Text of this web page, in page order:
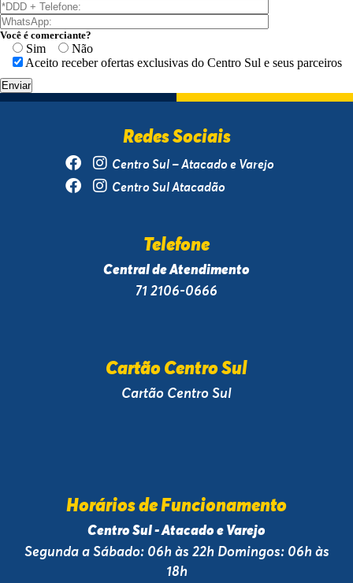
Você é comerciante?
Sim
Não
Aceito receber ofertas exclusivas do Centro Sul e seus parceiros
Redes Sociais
Centro Sul – Atacado e Varejo
Centro Sul Atacadão
Telefone
Central de Atendimento
71 2106-0666
Cartão Centro Sul
Cartão Centro Sul
Horários de Funcionamento
Centro Sul - Atacado e Varejo
Segunda a Sábado: 06h às 22h Domingos: 06h às
18h